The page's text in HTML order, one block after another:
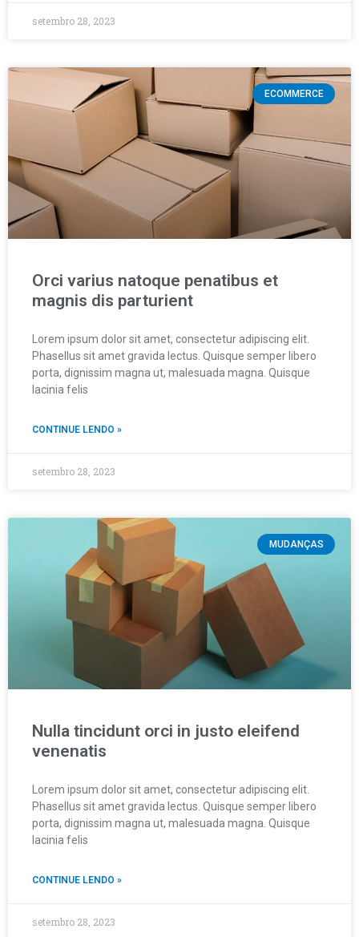
setembro 28, 2023
ECOMMERCE
Orci varius natoque penatibus et
magnis dis parturient
Lorem ipsum dolor sit amet, consectetur adipiscing elit.
Phasellus sit amet gravida lectus. Quisque semper libero
porta, dignissim magna ut, malesuada magna. Quisque
lacinia felis
CONTINUE LENDO »
setembro 28, 2023
MUDANÇAS
Nulla tincidunt orci in justo eleifend
venenatis
Lorem ipsum dolor sit amet, consectetur adipiscing elit.
Phasellus sit amet gravida lectus. Quisque semper libero
porta, dignissim magna ut, malesuada magna. Quisque
lacinia felis
CONTINUE LENDO »
setembro 28, 2023